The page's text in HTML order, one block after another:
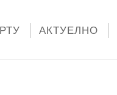
АКТУЕЛНО